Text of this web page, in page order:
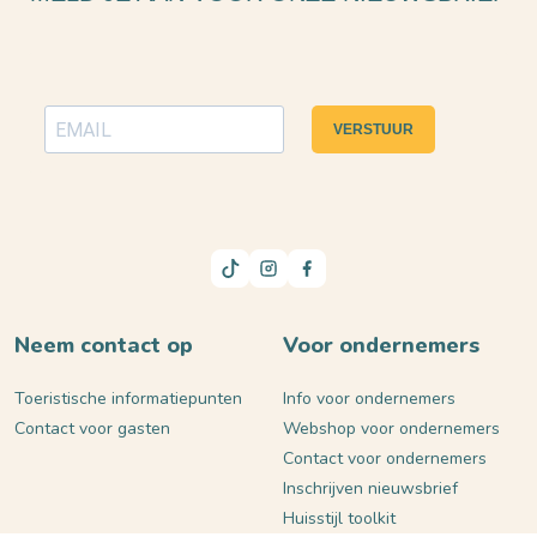
VERSTUUR
Neem contact op
Toeristische informatiepunten
Contact voor gasten
Voor ondernemers
Info voor ondernemers
Webshop voor ondernemers
Contact voor ondernemers
Inschrijven nieuwsbrief
Huisstijl toolkit